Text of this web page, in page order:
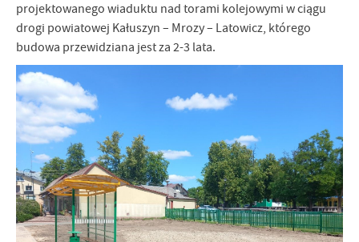
projektowanego wiaduktu nad torami kolejowymi w ciągu
drogi powiatowej Kałuszyn – Mrozy – Latowicz, którego
budowa przewidziana jest za 2-3 lata.
ocenę naszych serwisów internetowych pod względem ich
popularności wśród użytkowników. Zgromadzone informacje są
przetwarzane w formie zanonimizowanej. Wyrażenie zgody na
analityczne pliki cookies gwarantuje dostępność wszystkich
funkcjonalności.
Reklamowe
Dzięki reklamowym plikom cookies prezentujemy Ci najciekawsze
informacje i aktualności na stronach naszych partnerów.
Promocyjne pliki cookies służą do prezentowania Ci naszych
komunikatów na podstawie analizy Twoich upodobań oraz Twoich
zwyczajów dotyczących przeglądanej witryny internetowej. Treści
promocyjne mogą pojawić się na stronach podmiotów trzecich lub
firm będących naszymi partnerami oraz innych dostawców usług.
Firmy te działają w charakterze pośredników prezentujących nasze
treści w postaci wiadomości, ofert, komunikatów mediów
społecznościowych.
Więcej